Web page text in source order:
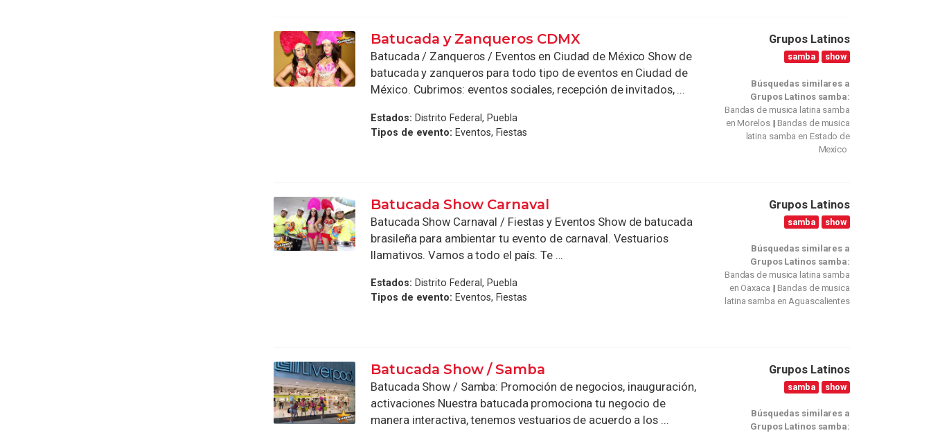
Batucada y Zanqueros CDMX
Batucada / Zanqueros / Eventos en Ciudad de México Show de
batucada y zanqueros para todo tipo de eventos en Ciudad de
México. Cubrimos: eventos sociales, recepción de invitados, ...
Estados: Distrito Federal, Puebla
Tipos de evento: Eventos, Fiestas
Grupos Latinos
samba show
Búsquedas similares a
Grupos Latinos samba:
Bandas de musica latina samba
en Morelos
Bandas de musica
latina samba en Estado de
Mexico
Batucada Show Carnaval
Batucada Show Carnaval / Fiestas y Eventos Show de batucada
brasileña para ambientar tu evento de carnaval. Vestuarios
llamativos. Vamos a todo el país. Te ...
Estados: Distrito Federal, Puebla
Tipos de evento: Eventos, Fiestas
Grupos Latinos
samba show
Búsquedas similares a
Grupos Latinos samba:
Bandas de musica latina samba
en Oaxaca
Bandas de musica
latina samba en Aguascalientes
Batucada Show / Samba
Batucada Show / Samba: Promoción de negocios, inauguración,
activaciones Nuestra batucada promociona tu negocio de
manera interactiva, tenemos vestuarios de acuerdo a los ...
Grupos Latinos
samba show
Búsquedas similares a
Grupos Latinos samba: